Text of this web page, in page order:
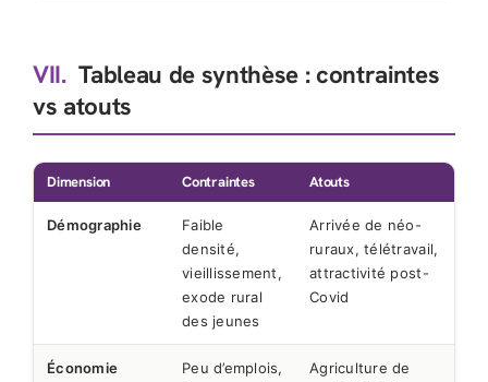
VII. Tableau de synthèse : contraintes
vs atouts
Dimension Contraintes Atouts
Démographie
Faible
densité,
vieillissement,
exode rural
des jeunes
Arrivée de néo-
ruraux, télétravail,
attractivité post-
Covid
Économie
Peu d’emplois,
Agriculture de